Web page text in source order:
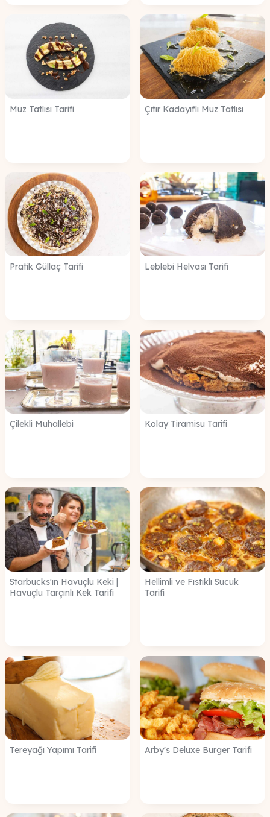
Muz Tatlısı Tarifi Çıtır Kadayıflı Muz Tatlısı
Pratik Güllaç Tarifi Leblebi Helvası Tarifi
Çilekli Muhallebi Kolay Tiramisu Tarifi
Starbucks'ın Havuçlu Keki |
Havuçlu Tarçınlı Kek Tarifi
Hellimli ve Fıstıklı Sucuk
Tarifi
Tereyağı Yapımı Tarifi Arby's Deluxe Burger Tarifi